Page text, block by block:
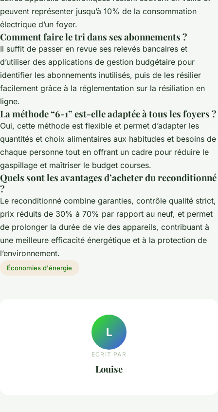
peuvent représenter jusqu’à 10% de la consommation
électrique d’un foyer.
Comment faire le tri dans ses abonnements ?
Il suffit de passer en revue ses relevés bancaires et
d’utiliser des applications de gestion budgétaire pour
identifier les abonnements inutilisés, puis de les résilier
facilement grâce à la réglementation sur la résiliation en
ligne.
La méthode “6-1” est-elle adaptée à tous les foyers ?
Oui, cette méthode est flexible et permet d’adapter les
quantités et choix alimentaires aux habitudes et besoins de
chaque personne tout en offrant un cadre pour réduire le
gaspillage et maîtriser le budget courses.
Quels sont les avantages d’acheter du reconditionné
?
Le reconditionné combine garanties, contrôle qualité strict,
prix réduits de 30% à 70% par rapport au neuf, et permet
de prolonger la durée de vie des appareils, contribuant à
une meilleure efficacité énergétique et à la protection de
l’environnement.
Économies d'énergie
L
ECRIT PAR
Louise